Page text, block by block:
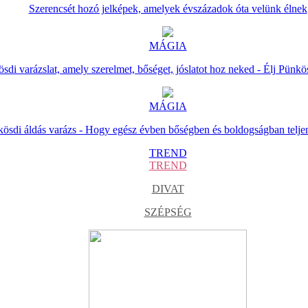
Szerencsét hozó jelképek, amelyek évszázadok óta velünk élnek
MÁGIA
varázslat, amely szerelmet, bőséget, jóslatot hoz neked - Élj
MÁGIA
áldás varázs - Hogy egész évben bőségben és boldogságban
TREND
TREND
DIVAT
SZÉPSÉG